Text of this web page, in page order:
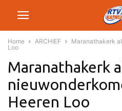
Home ARCHIEF
Maranathakerk
Loo
Maranathakerk
Heeren Loo